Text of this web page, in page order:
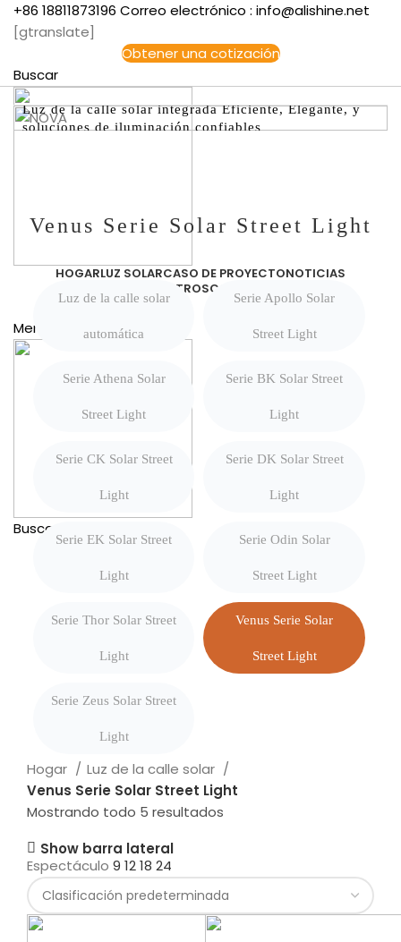
+86 18811873196 Correo electrónico : info@alishine.net
[gtranslate]
Obtener una cotización
Buscar
HOGARLUZ SOLARCASO DE PROYECTONOTICIAS
SOBRE NOSOTROSCONTÁCTENOS
Español
Menú
Buscar
Luz de la calle solar integrada Eficiente, Elegante, y
soluciones de iluminación confiables
Venus Serie Solar Street Light
Luz de la calle solar
automática
Serie Apollo Solar
Street Light
Serie Athena Solar
Street Light
Serie BK Solar Street
Light
Serie CK Solar Street
Light
Serie DK Solar Street
Light
Serie EK Solar Street
Light
Serie Odin Solar
Street Light
Serie Thor Solar Street
Light
Venus Serie Solar
Street Light
Serie Zeus Solar Street
Light
Hogar
Luz de la calle solar
Venus Serie Solar Street Light
Mostrando todo 5 resultados
Show barra lateral
Espectáculo 9 1218 24